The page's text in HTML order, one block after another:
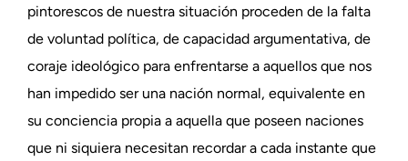
pintorescos de nuestra situación proceden de la falta
de voluntad política, de capacidad argumentativa, de
coraje ideológico para enfrentarse a aquellos que nos
han impedido ser una nación normal, equivalente en
su conciencia propia a aquella que poseen naciones
que ni siquiera necesitan recordar a cada instante que